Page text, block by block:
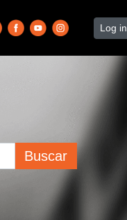
Log in
Buscar